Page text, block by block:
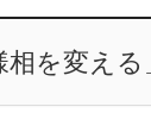
相を変え